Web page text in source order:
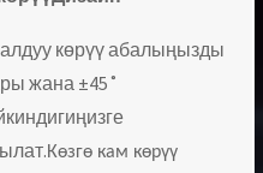
көрүү абалыңызды
жана ±45˚
Көзгө кам көрүү